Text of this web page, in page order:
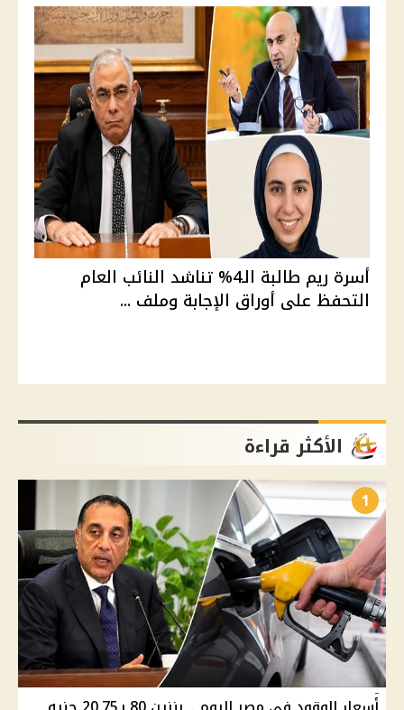
أسرة ريم طالبة الـ4% تناشد النائب العام
التحفظ على أوراق الإجابة وملف ...
الأكثر قراءة
1